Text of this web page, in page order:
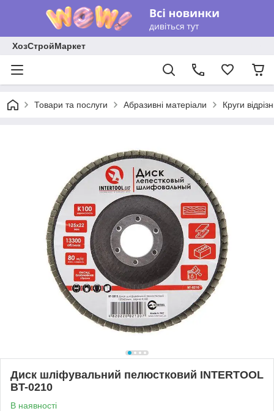
ХозСтройМаркет
Товари та послуги Абразивні матеріали Круги
Диск шліфувальний пелюстковий INTERTOOL
BT-0210
В наявності